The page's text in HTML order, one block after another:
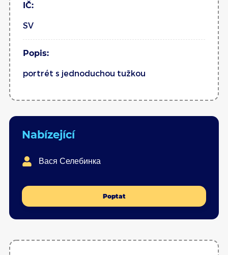
IČ:
SV
Popis:
portrét s jednoduchou tužkou
Nabízející
Вася Селебинка
Poptat